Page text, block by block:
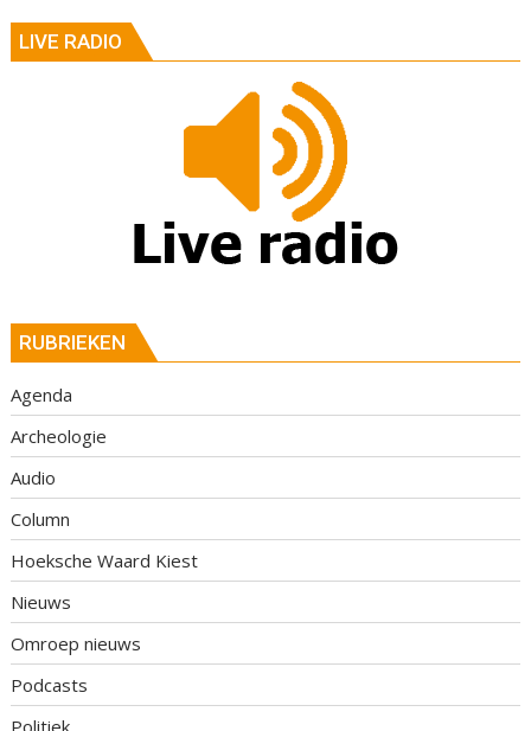
LIVE RADIO
RUBRIEKEN
Agenda
Archeologie
Audio
Column
Hoeksche Waard Kiest
Nieuws
Omroep nieuws
Podcasts
Politiek